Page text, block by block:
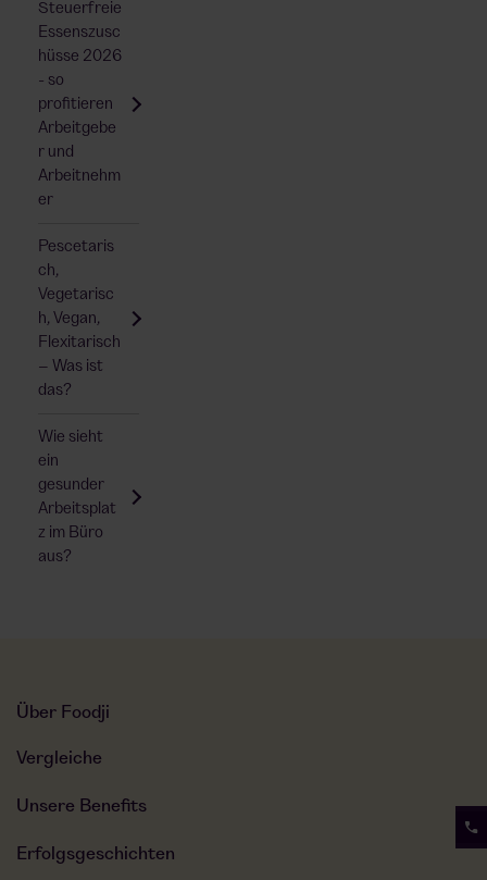
Steuerfreie
Essenszusc
hüsse 2026
- so
profitieren
Arbeitgebe
r und
Arbeitnehm
er
Pescetaris
ch,
Vegetarisc
h, Vegan,
Flexitarisch
– Was ist
das?
Wie sieht
ein
gesunder
Arbeitsplat
z im Büro
aus?
Über Foodji
Vergleiche
Unsere Benefits
Erfolgsgeschichten